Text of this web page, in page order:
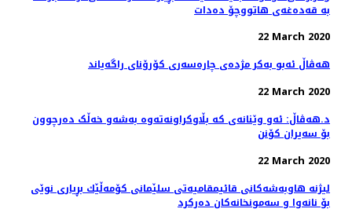
بە قەدەغەی هاتووچۆ دەدات
22 March 2020
هه‌ڤاڵ ئه‌بو به‌كر مژده‌ی چاره‌سه‌ری کۆرۆنای راگه‌یاند
22 March 2020
د.هەڤاڵ: ئەو وێنانەی کە بڵاوکراونەتەوە بەشەو خەڵک دەرچوون
بۆ سەیران کۆنن
22 March 2020
لیژنه‌ هاوبه‌شه‌كانی قائیمقامیه‌تی سلێمانی كۆمه‌ڵێك بڕیاری نوێی
بۆ نانه‌وا و سه‌مونخانه‌كان ده‌ركرد